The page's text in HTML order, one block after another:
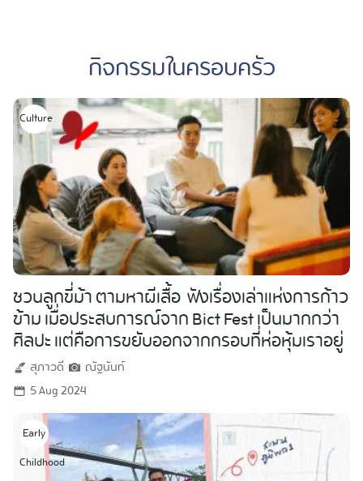
กิจกรรมในครอบครัว
Culture
ชวนลูกขี่ม้า ตามหาผีเสื้อ ฟังเรื่องเล่าแห่งการก้าว
ข้าม เมื่อประสบการณ์จาก Bict Fest เป็นมากกว่า
ศิลปะ แต่คือการขยับออกจากกรอบที่ห่อหุ้มเราอยู่
สุภาวดี
ณัฐนันท์
5 Aug 2024
Early
Childhood